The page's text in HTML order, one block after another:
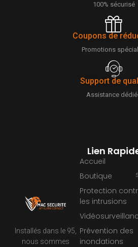
100% sécurisé
Coupons de
Promotions
Support de
Assistance
Installés dans le 95,
nous sommes
Lien
Accueil
Boutique
Protection
les intrusions
Prévention des
inondations